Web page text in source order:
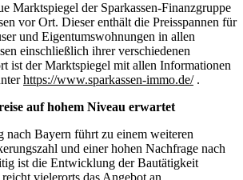
Marktspiegel der Sparkassen-Finanzgruppe
vor Ort. Dieser enthält die Preisspannen für
und Eigentumswohnungen in allen
einschließlich ihrer verschiedenen
ist der Marktspiegel mit allen Informationen
https://www.sparkassen-immo.de/.
auf hohem Niveau erwartet
nach Bayern führt zu einem weiteren
und einer hohen Nachfrage nach
ist die Entwicklung der Bautätigkeit